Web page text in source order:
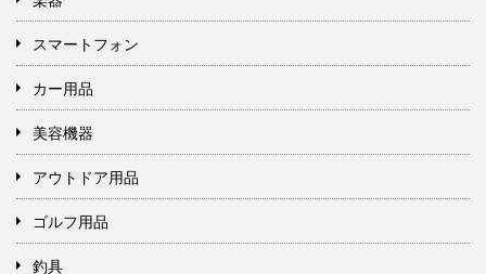
スマートフォン
カー用品
美容機器
アウトドア用品
ゴルフ用品
釣具